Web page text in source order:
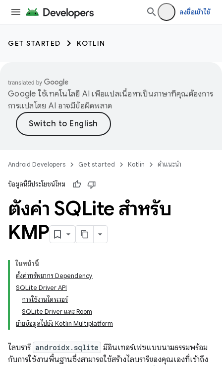
ลงชื่อเข้าใช้
GET STARTED KOTLIN
Google ใช้เทคโนโลยี AI เพื่อแปลเนื้อหาเป็นภาษาที่คุณต้องการ
การแปลโดย AI อาจมีข้อผิดพลาด
Android Developers Get started Kotlin คำแนะนำ
ข้อมูลนี้มีประโยชน์ไหม
ตั้งค่า SQLite สำหรับ
KMP
ในหน้านี้
ตั้งค่าทรัพยากร Dependency
SQLite Driver API
การใช้งานไดรเวอร์
SQLite Driver และ Room
ย้ายข้อมูลไปยัง Kotlin Multiplatform
ไลบรารี androidx.sqlite มีอินเทอร์เฟซแบบนามธรรมพร้อม
กับการใช้งานพื้นฐานซึ่งสามารถใช้สร้างไลบรารีของคุณเองที่เข้าถึง